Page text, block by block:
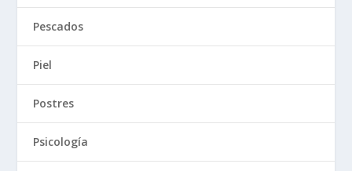
Pescados
Piel
Postres
Psicología